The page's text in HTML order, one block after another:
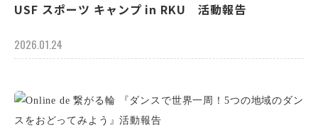
USF スポーツ キャンプ in RKU 活動報告
2026.01.24